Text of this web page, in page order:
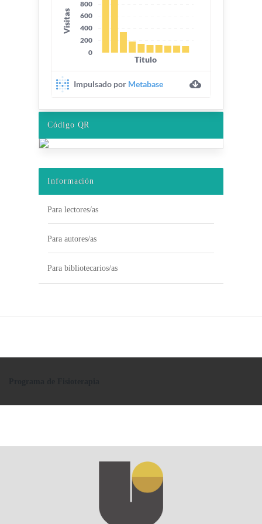
Código QR
Información
Para lectores/as
Para autores/as
Para bibliotecarios/as